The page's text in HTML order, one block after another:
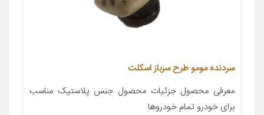
سردنده مومو طرح سرباز اسکلت
معرفی محصول جزئیات محصول جنس پلاستیک مناسب
برای خودرو تمام خودروها